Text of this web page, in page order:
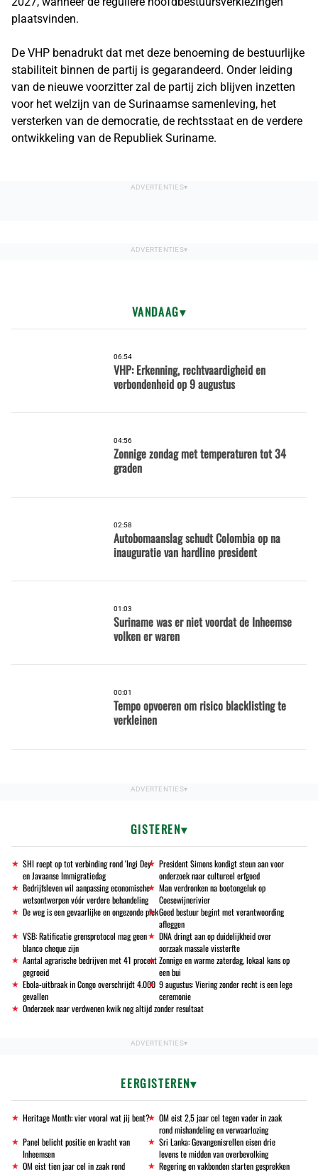
plaatsvinden.
De VHP benadrukt dat met deze benoeming de bestuurlijke
stabiliteit binnen de partij is gegarandeerd. Onder leiding
van de nieuwe voorzitter zal de partij zich blijven inzetten
voor het welzijn van de Surinaamse samenleving, het
versterken van de democratie, de rechtsstaat en de verdere
ontwikkeling van de Republiek Suriname.
VANDAAG
06:54
VHP: Erkenning, rechtvaardigheid en
verbondenheid op 9 augustus
04:56
Zonnige zondag met temperaturen tot 34
graden
02:58
Autobomaanslag schudt Colombia op na
inauguratie van hardline president
01:03
Suriname was er niet voordat de Inheemse
volken er waren
00:01
Tempo opvoeren om risico blacklisting te
verkleinen
GISTEREN
SHI roept op tot verbinding rond 'Ingi Dey'
en Javaanse Immigratiedag
President Simons kondigt steun aan voor
onderzoek naar cultureel erfgoed
Bedrijfsleven wil aanpassing economische
wetsontwerpen vóór verdere behandeling
Man verdronken na bootongeluk op
Coesewijnerivier
De weg is een gevaarlijke en ongezonde plekGoed bestuur begint met verantwoording
afleggen
VSB: Ratificatie grensprotocol mag geen
blanco cheque zijn
DNA dringt aan op duidelijkheid over
oorzaak massale vissterfte
Aantal agrarische bedrijven met 41 procent
gegroeid
Zonnige en warme zaterdag, lokaal kans op
een bui
Ebola-uitbraak in Congo overschrijdt 4.000
gevallen
9 augustus: Viering zonder recht is een lege
ceremonie
Onderzoek naar verdwenen kwik nog altijd zonder resultaat
EERGISTEREN
Heritage Month: vier vooral wat jij bent?
OM eist 2,5 jaar cel tegen vader in zaak
rond mishandeling en verwaarlozing
Panel belicht positie en kracht van
Inheemsen
Sri Lanka: Gevangenisrellen eisen drie
levens te midden van overbevolking
OM eist tien jaar cel in zaak rond
Regering en vakbonden starten gesprekken